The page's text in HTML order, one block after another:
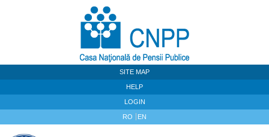
SITE MAP
HELP
LOGIN
RO EN